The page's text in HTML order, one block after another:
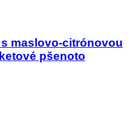
maslovo-citrónovou
pšenoto